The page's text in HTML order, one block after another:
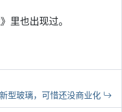
里也出现过。
型玻璃，可惜还没商业化